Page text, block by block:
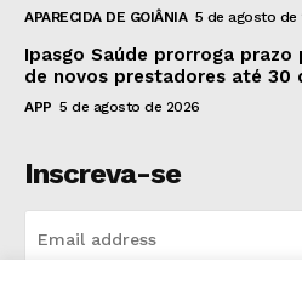
APARECIDA DE GOIÂNIA 5 de agosto de
Ipasgo Saúde prorroga
de novos prestadores até 30
APP 5 de agosto de 2026
Inscreva-se